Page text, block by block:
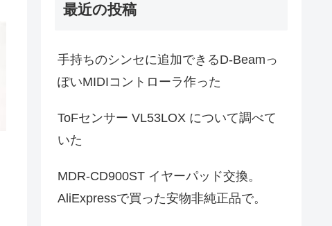
最近の投稿
手持ちのシンセに追加できるD-Beamっ
ぽいMIDIコントローラ作った
ToFセンサー VL53LOX について調べて
いた
MDR-CD900ST イヤーパッド交換。
AliExpressで買った安物非純正品で。